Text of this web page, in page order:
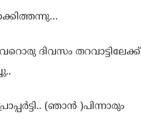
ദിവസം തറവാട്ടിലേക്ക്
(ഞാൻ )പിന്നാരും